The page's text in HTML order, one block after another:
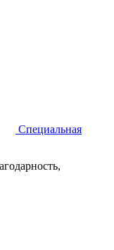
Специальная